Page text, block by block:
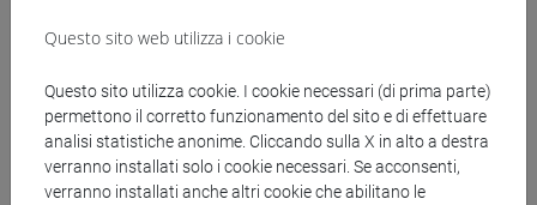
Decreto affidamento diretto_PNRR_iNEST
FABLAB VENEZIA SRL.pdf
copertina.pdf
Questo sito web utilizza i cookie
Questo sito utilizza cookie. I cookie necessari (di prima parte)
permettono il corretto funzionamento del sito e di effettuare
analisi statistiche anonime. Cliccando sulla X in alto a destra
verranno installati solo i cookie necessari. Se acconsenti,
verranno installati anche altri cookie che abilitano le